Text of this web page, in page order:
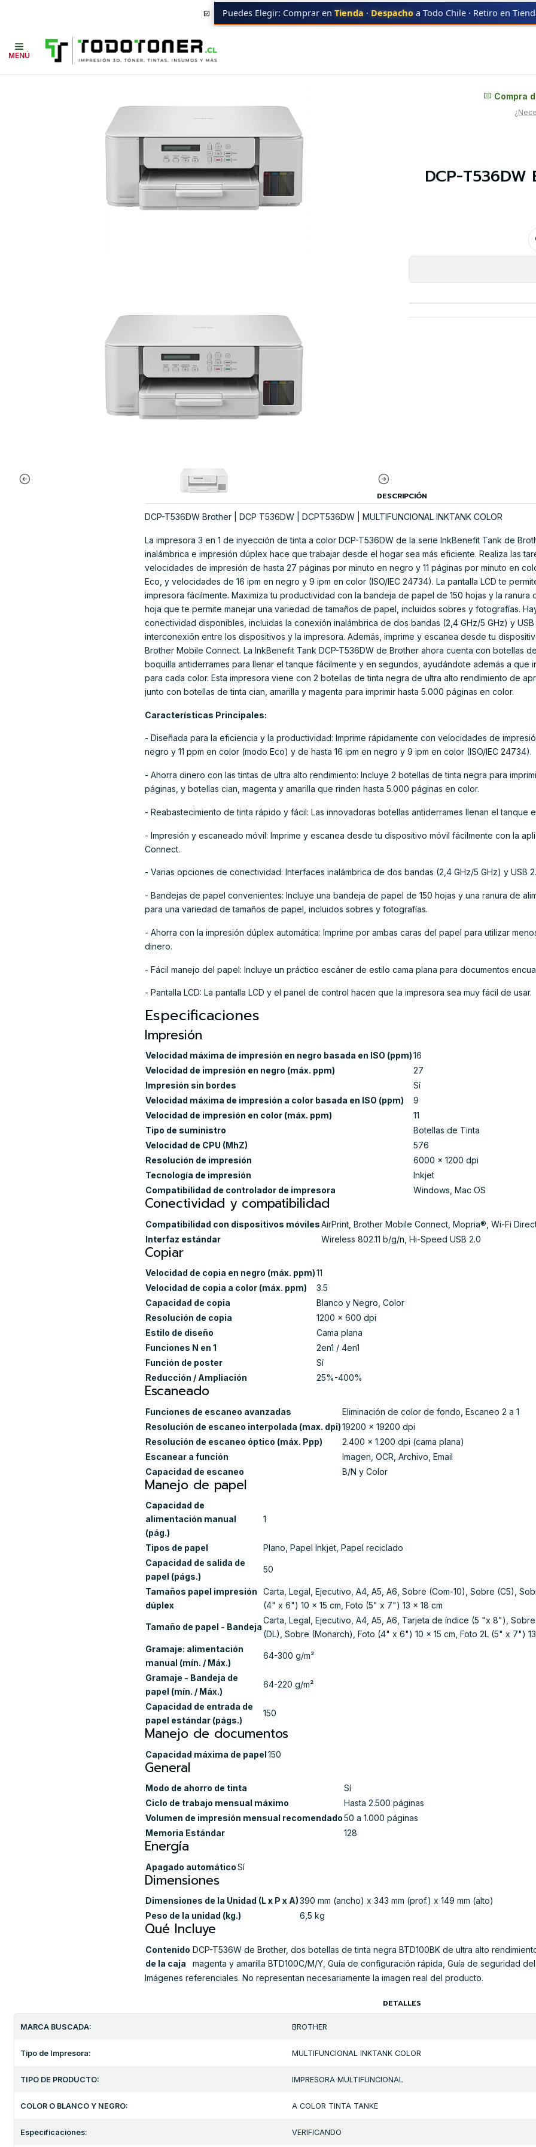
MENÚ
Puedes Elegir: Comprar en Tienda · Despacho a Todo Chile · Retiro en
DCP-T536DW Brother | Multifuncional Inktank Color
Compra
DCP-
DESCRIPCIÓN
DCP-T536DW Brother | DCP T536DW | DCPT536DW | MULTIFUNCIONAL INKTANK COLOR
La impresora 3 en 1 de inyección de tinta a color DCP-T536DW de la serie InkBenefit Tank de
inalámbrica e impresión dúplex hace que trabajar desde el hogar sea más eficiente. Realiza las
velocidades de impresión de hasta 27 páginas por minuto en negro y 11 páginas por minuto en
Eco, y velocidades de 16 ipm en negro y 9 ipm en color (ISO/IEC 24734). La pantalla LCD te
impresora fácilmente. Maximiza tu productividad con la bandeja de papel de 150 hojas y la ranura
hoja que te permite manejar una variedad de tamaños de papel, incluidos sobres y fotografías.
conectividad disponibles, incluidas la conexión inalámbrica de dos bandas (2,4 GHz/5 GHz) y
interconexión entre los dispositivos y la impresora. Además, imprime y escanea desde tu
Brother Mobile Connect. La InkBenefit Tank DCP-T536DW de Brother ahora cuenta con botellas
boquilla antiderrames para llenar el tanque fácilmente y en segundos, ayudándote además a que
para cada color. Esta impresora viene con 2 botellas de tinta negra de ultra alto rendimiento de
junto con botellas de tinta cian, amarilla y magenta para imprimir hasta 5.000 páginas en color.
Características Principales:
- Diseñada para la eficiencia y la productividad: Imprime rápidamente con velocidades de
negro y 11 ppm en color (modo Eco) y de hasta 16 ipm en negro y 9 ipm en color (ISO/IEC 24734).
- Ahorra dinero con las tintas de ultra alto rendimiento: Incluye 2 botellas de tinta negra para
páginas, y botellas cian, magenta y amarilla que rinden hasta 5.000 páginas en color.
- Reabastecimiento de tinta rápido y fácil: Las innovadoras botellas antiderrames llenan el tanque
- Impresión y escaneado móvil: Imprime y escanea desde tu dispositivo móvil fácilmente con la
Connect.
- Varias opciones de conectividad: Interfaces inalámbrica de dos bandas (2,4 GHz/5 GHz) y USB
- Bandejas de papel convenientes: Incluye una bandeja de papel de 150 hojas y una ranura de
para una variedad de tamaños de papel, incluidos sobres y fotografías.
- Ahorra con la impresión dúplex automática: Imprime por ambas caras del papel para utilizar
dinero.
- Fácil manejo del papel: Incluye un práctico escáner de estilo cama plana para documentos
- Pantalla LCD: La pantalla LCD y el panel de control hacen que la impresora sea muy fácil de usar.
Especificaciones
Impresión
Velocidad máxima de impresión en negro basada en ISO (ppm)16
Velocidad de impresión en negro (máx. ppm)
27
Impresión sin bordes
Sí
Velocidad máxima de impresión a color basada en ISO (ppm)
9
Velocidad de impresión en color (máx. ppm)
11
Tipo de suministro
Botellas de Tinta
Velocidad de CPU (MhZ)
576
Resolución de impresión
6000 x 1200 dpi
Tecnología de impresión
Inkjet
Compatibilidad de controlador de impresora
Windows, Mac OS
Conectividad y compatibilidad
Compatibilidad con dispositivos móvilesAirPrint, Brother Mobile Connect, Mopria®, Wi-Fi
Interfaz estándar
Wireless 802.11 b/g/n, Hi-Speed USB 2.0
Copiar
Velocidad de copia en negro (máx. ppm)11
Velocidad de copia a color (máx. ppm)
3.5
Capacidad de copia
Blanco y Negro, Color
Resolución de copia
1200 x 600 dpi
Estilo de diseño
Cama plana
Funciones N en 1
2en1 / 4en1
Función de poster
Sí
Reducción / Ampliación
25%-400%
Escaneado
Funciones de escaneo avanzadas
Eliminación de color de fondo, Escaneo 2 a 1
Resolución de escaneo interpolada (max. dpi)19200 x 19200 dpi
Resolución de escaneo óptico (máx. Ppp)
2.400 x 1.200 dpi (cama plana)
Escanear a función
Imagen, OCR, Archivo, Email
Capacidad de escaneo
B/N y Color
Manejo de papel
Capacidad de
alimentación manual
(pág.)
1
Tipos de papel
Plano, Papel Inkjet, Papel reciclado
Capacidad de salida de
papel (págs.)
50
Tamaños papel impresión
dúplex
Carta, Legal, Ejecutivo, A4, A5, A6, Sobre (Com-10), Sobre (C5),
(4" x 6") 10 x 15 cm, Foto (5" x 7") 13 x 18 cm
Tamaño de papel - Bandeja
Carta, Legal, Ejecutivo, A4, A5, A6, Tarjeta de índice (5 "x 8"),
(DL), Sobre (Monarch), Foto (4" x 6") 10 x 15 cm, Foto 2L (5" x 7")
Gramaje: alimentación
manual (mín. / Máx.)
64-300 g/m²
Gramaje - Bandeja de
papel (mín. / Máx.)
64-220 g/m²
Capacidad de entrada de
papel estándar (págs.)
150
Manejo de documentos
Capacidad máxima de papel150
General
Modo de ahorro de tinta
Sí
Ciclo de trabajo mensual máximo
Hasta 2.500 páginas
Volumen de impresión mensual recomendado50 a 1.000 páginas
Memoria Estándar
128
Energía
Apagado automáticoSí
Dimensiones
Dimensiones de la Unidad (L x P x A)390 mm (ancho) x 343 mm (prof.) x 149 mm (alto)
Peso de la unidad (kg.)
6,5 kg
Qué Incluye
Contenido
de la caja
DCP-T536W de Brother, dos botellas de tinta negra BTD100BK de ultra alto
magenta y amarilla BTD100C/M/Y, Guía de configuración rápida, Guía de seguridad
Imágenes referenciales. No representan necesariamente la imagen real del producto.
DETALLES
MARCA BUSCADA: BROTHER
Tipo de Impresora: MULTIFUNCIONAL INKTANK COLOR
TIPO DE PRODUCTO: IMPRESORA MULTIFUNCIONAL
COLOR O BLANCO Y NEGRO: A COLOR TINTA TANKE
Especificaciones: VERIFICANDO